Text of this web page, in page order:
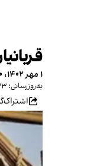
۱ مهر ۱۴۰۲، ۰۹:۳۰ (‎+۱ گرینویچ)
به‌روزرسانی: ۱۳:۲۳ (‎+۱ گرینویچ)